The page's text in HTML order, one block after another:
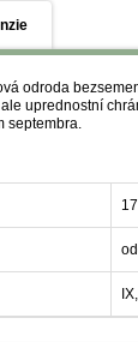
odroda
uprednostní
septembra.